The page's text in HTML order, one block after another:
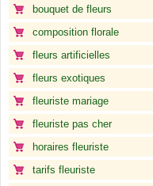
bouquet de fleurs
composition florale
fleurs artificielles
fleurs exotiques
fleuriste mariage
fleuriste pas cher
horaires fleuriste
tarifs fleuriste